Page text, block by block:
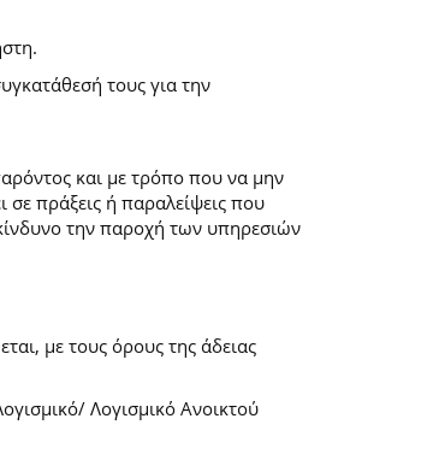
τους για την
και με τρόπο που να μην
σε πράξεις ή παραλείψεις που
την παροχή των υπηρεσιών
με τους όρους της άδειας
Λογισμικό Ανοικτού